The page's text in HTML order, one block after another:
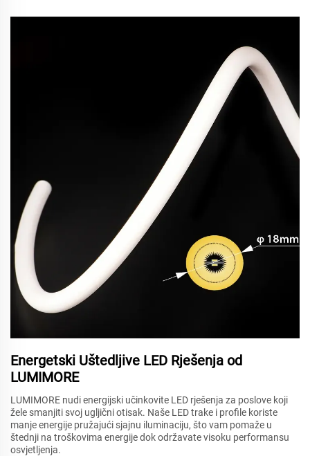
Energetski Uštedljive LED Rješenja od
LUMIMORE
LUMIMORE nudi energijski učinkovite LED rješenja za poslove koji
žele smanjiti svoj ugljični otisak. Naše LED trake i profile koriste
manje energije pružajući sjajnu iluminaciju, što vam pomaže u
štednji na troškovima energije dok održavate visoku performansu
osvjetljenja.